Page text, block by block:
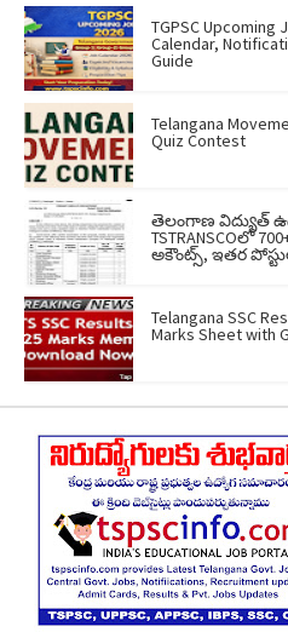
TGPSC Upcoming
Calendar,
Guide
Telangana
Quiz Contest
తెలంగాణ విద్యుత్
TSTRANSCOలో
అకౌంట్స్, ఇతర
Telangana SSC
Marks Sheet with